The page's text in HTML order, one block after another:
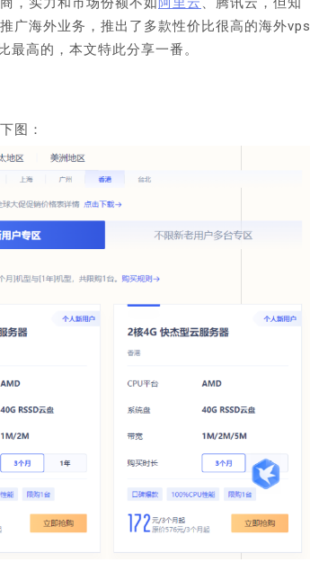
广海外业务，推出了多款性价比很高的海外vps
高的，本文特此分享一番。
图：